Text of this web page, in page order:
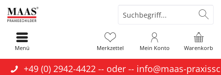
+49 (0) 2942-4422 -- oder -- info@maas-
Warenkorb
Merkzettel Mein Konto
Menü